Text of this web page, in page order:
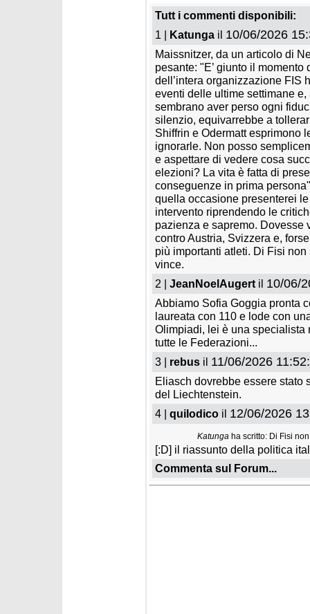
Crans Montana sarà
recuperata al Passo San
Pellegrino
alpino
domenica 11 gennaio 2026
Annullato il superg di
Zauchensee
venerdì
Luce
Tutt i commenti disponibili:
1 | Katunga il 10/06/2026
Maissnitzer, da un articolo di
pesante: "E’ giunto il
dell’intera organizzazione FIS
eventi delle ultime settimane
sembrano aver perso ogni
silenzio, equivarrebbe a
Shiffrin e Odermatt esprimono
ignorarle. Non posso
e aspettare di vedere cosa
elezioni? La vita è fatta di
conseguenze in prima
quella occasione presenterei
intervento riprendendo le
pazienza e sapremo.
contro Austria, Svizzera e,
più importanti atleti. Di Fisi
vince.
2 | JeanNoelAugert il 10/06/
Abbiamo Sofia Goggia pronta
laureata con 110 e lode con
Olimpiadi, lei è una
tutte le Federazioni...
3 | rebus il 11/06/2026
Eliasch dovrebbe essere stato
del Liechtenstein.
4 | quilodico il 12/06/2026
Katungaha scritto: Di Fisi
[:D] il riassunto della politica
Commenta sul Forum...